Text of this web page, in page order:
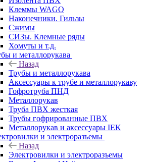
Клеммы WAGO
Наконечники. Гильзы
Сжимы
СИЗы. Клемные ряды
Хомуты и т.д.
и металлорукава
Назад
Трубы и металлорукава
Аксессуары к трубе и металлорукаву
Гофротруба ПНД
Металлорукав
Труба ПВХ жесткая
Трубы гофрированные ПВХ
Металлорукав и аксессуары IEK
и электроразъемы
Назад
Электровилки и электроразъемы